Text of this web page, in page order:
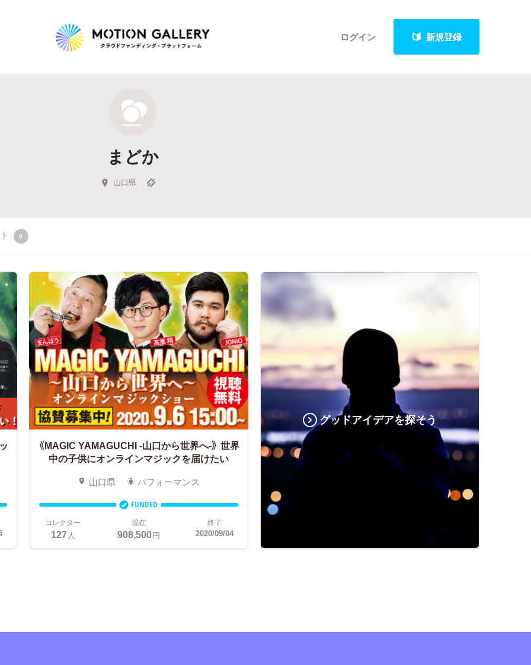
ログイン 新規登録
新着プロジェクト
Feature
キュレーターから探す
まどか
山口県
0
《MAGIC YAMAGUCHI -山口から世界へ-》 世界
中の子供にオンラインマジックを届けたい
山口県 パフォーマンス
FUNDED
コレクター
127人
現在
908,500円
終了
2020/09/04
グッドアイデアを探そう